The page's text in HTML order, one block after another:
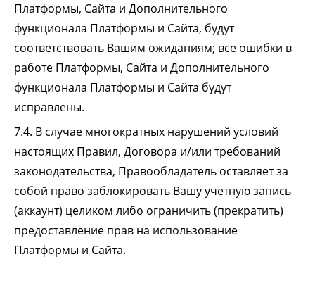
Платформы, Сайта и Дополнительного
функционала Платформы и Сайта, будут
соответствовать Вашим ожиданиям; все ошибки в
работе Платформы, Сайта и Дополнительного
функционала Платформы и Сайта будут
исправлены.
7.4. В случае многократных нарушений условий
настоящих Правил, Договора и/или требований
законодательства, Правообладатель оставляет за
собой право заблокировать Вашу учетную запись
(аккаунт) целиком либо ограничить (прекратить)
предоставление прав на использование
Платформы и Сайта.